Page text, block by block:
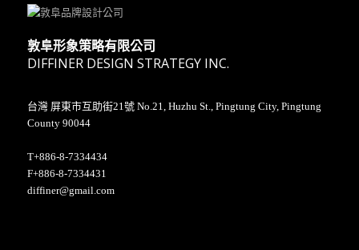
敦阜形象策略有限公司
DIFFINER DESIGN STRATEGY INC.
台灣 屏東市互助街21號 No.21, Huzhu St., Pingtung City, Pingtung
County 90044
T+886-8-7334434
F+886-8-7334431
diffiner@gmail.com